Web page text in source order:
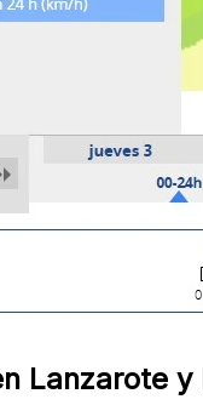
Lanzarote y